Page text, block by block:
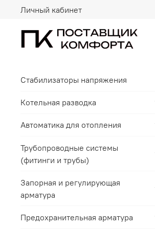
Личный кабинет
Стабилизаторы напряжения
Котельная разводка
Автоматика для отопления
Трубопроводные системы
(фитинги и трубы)
Запорная и регулирующая
арматура
Предохранительная арматура